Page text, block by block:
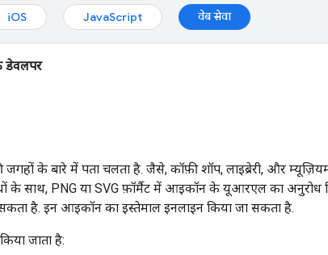
iOS JavaScript वेब सेवा
डेवलपर
के बारे में पता चलता है. जैसे, कॉफ़ी शॉप, लाइब्रेरी, और
के साथ, PNG या SVG फ़ॉर्मैट में आइकॉन के यूआरएल का
सकता है. इन आइकॉन का इस्तेमाल इनलाइन किया जा सकता है.
जाता है: